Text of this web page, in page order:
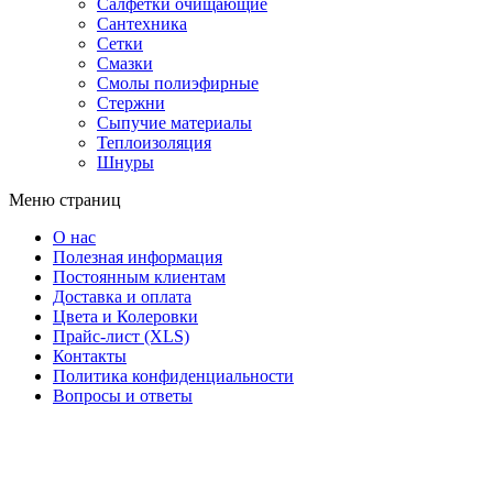
Салфетки очищающие
Сантехника
Сетки
Смазки
Смолы полиэфирные
Стержни
Сыпучие материалы
Теплоизоляция
Шнуры
Меню страниц
О нас
Полезная информация
Постоянным клиентам
Доставка и оплата
Цвета и Колеровки
Прайс-лист (XLS)
Контакты
Политика конфиденциальности
Вопросы и ответы